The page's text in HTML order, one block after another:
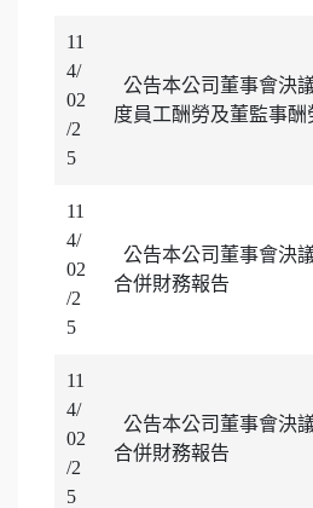
11
4/
02
/2
5
公告本公司董事會決
度員工酬勞及董監事酬
11
4/
02
/2
5
公告本公司董事會決
合併財務報告
11
4/
02
/2
5
公告本公司董事會決
合併財務報告